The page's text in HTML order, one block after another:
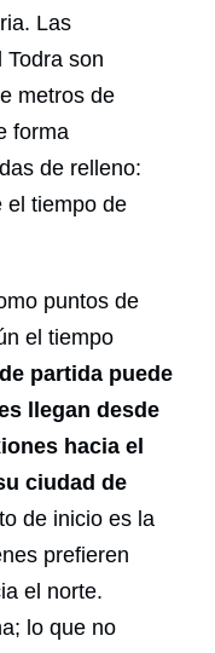
Las
son
metros de
forma
de relleno:
el tiempo de
puntos de
el tiempo
partida puede
llegan desde
hacia el
ciudad de
de inicio es la
prefieren
el norte.
lo que no